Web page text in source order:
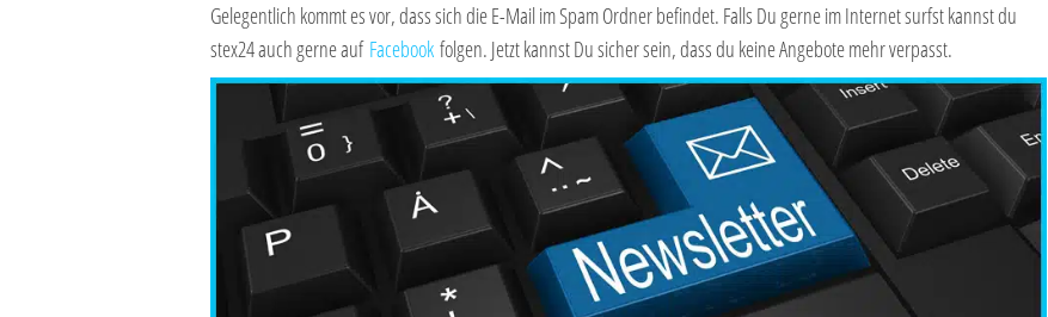
Gelegentlich kommt es vor, dass sich die E-Mail im Spam Ordner befindet. Falls Du gerne im Internet surfst kannst du
stex24 auch gerne auf Facebookfolgen. Jetzt kannst Du sicher sein, dass du keine Angebote mehr verpasst.